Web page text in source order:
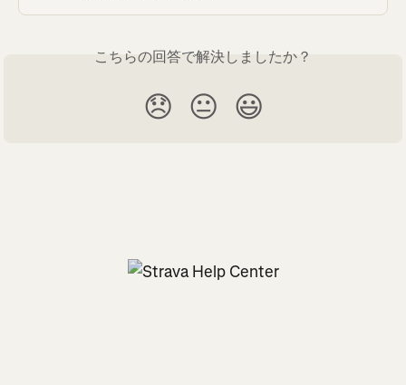
こちらの回答で解決しましたか？
😞 😐 😃